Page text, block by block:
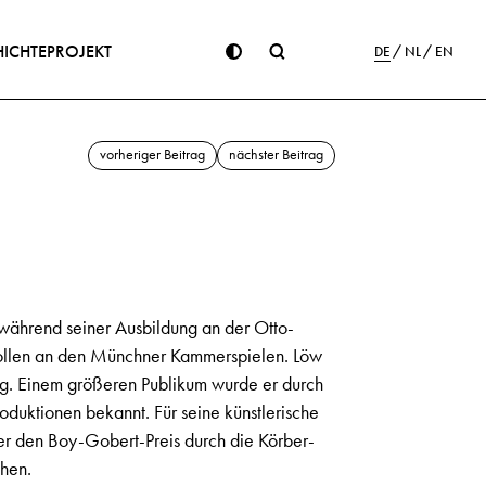
PROJEKT DE NL EN
vorheriger Beitrag nächster Beitrag
seiner Ausbildung an der Otto-
an den Münchner Kammerspielen. Löw
Einem größeren Publikum wurde er durch
bekannt. Für seine künstlerische
den Boy-Gobert-Preis durch die Körber-